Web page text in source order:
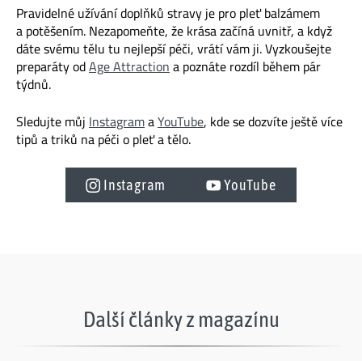
Pravidelné užívání doplňků stravy je pro pleť balzámem
a potěšením. Nezapomeňte, že krása začíná uvnitř, a když
dáte svému tělu tu nejlepší péči, vrátí vám ji. Vyzkoušejte
preparáty odAge Attractiona poznáte rozdíl během pár
týdnů.
Sledujte můjInstagramaYouTube, kde se dozvíte ještě více
tipů a triků na péči o pleť a tělo.
Instagram YouTube
Další články z magazínu